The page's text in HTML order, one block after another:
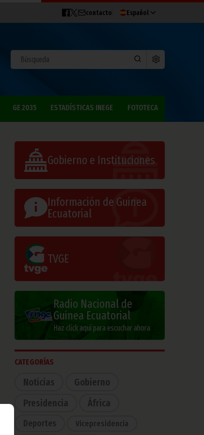
contacto Español
GE 2035 ESTADÍSTICAS INEGE FOTOTECA
Gobierno e Instituciones
Información de Guinea
Ecuatorial
TVGE
Radio Nacional de
Guinea Ecuatorial
Haz click aquí para escuchar ahora
CATEGORÍAS
Noticias
Gobierno
Presidencia
África
Deportes Vicepresidencia